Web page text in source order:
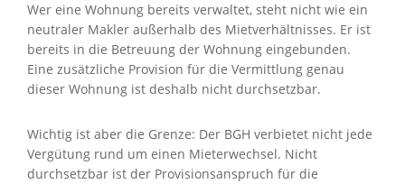
Wer eine Wohnung bereits verwaltet, steht nicht wie ein
neutraler Makler außerhalb des Mietverhältnisses. Er ist
bereits in die Betreuung der Wohnung eingebunden.
Eine zusätzliche Provision für die Vermittlung genau
dieser Wohnung ist deshalb nicht durchsetzbar.
Wichtig ist aber die Grenze: Der BGH verbietet nicht jede
Vergütung rund um einen Mieterwechsel. Nicht
durchsetzbar ist der Provisionsanspruch für die